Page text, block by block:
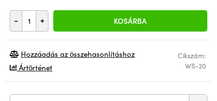
- + KOSÁRBA
Cikszám:
WS-20
Hozzáadás az összehasonlításhoz
Ártörténet